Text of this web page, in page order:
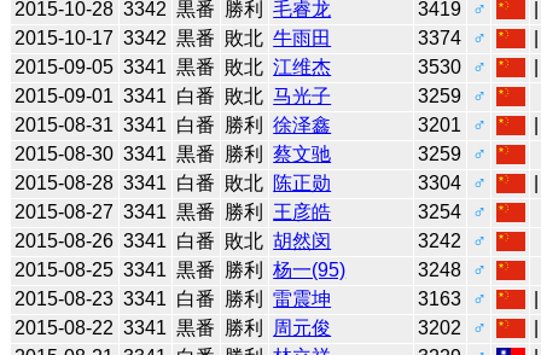
2015-10-28 3342 黒番 勝利 毛睿龙 3419 ♂
2015-10-17 3342 黒番 敗北 牛雨田 3374 ♂
2015-09-05 3341 黒番 敗北 江维杰 3530 ♂
2015-09-01 3341 白番 敗北 马光子 3259
♂
2015-08-31 3341 白番 勝利 徐泽鑫 3201 ♂
2015-08-30 3341 黒番 勝利 蔡文驰 3259
♂
2015-08-28 3341 白番 敗北 陈正勋 3304 ♂
2015-08-27 3341 黒番 勝利 王彦皓 3254
♂
2015-08-26 3341 白番 敗北 胡然闵 3242
♂
2015-08-25 3341 黒番 勝利 杨一(95) 3248
♂
2015-08-23 3341 白番 勝利 雷震坤 3163 ♂
2015-08-22 3341 黒番 勝利 周元俊 3202 ♂